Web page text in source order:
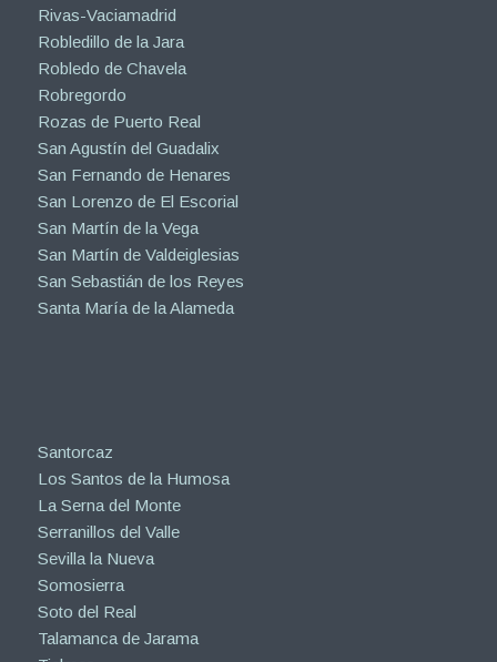
Rivas-Vaciamadrid
Robledillo de la Jara
Robledo de Chavela
Robregordo
Rozas de Puerto Real
San Agustín del Guadalix
San Fernando de Henares
San Lorenzo de El Escorial
San Martín de la Vega
San Martín de Valdeiglesias
San Sebastián de los Reyes
Santa María de la Alameda
Santorcaz
Los Santos de la Humosa
La Serna del Monte
Serranillos del Valle
Sevilla la Nueva
Somosierra
Soto del Real
Talamanca de Jarama